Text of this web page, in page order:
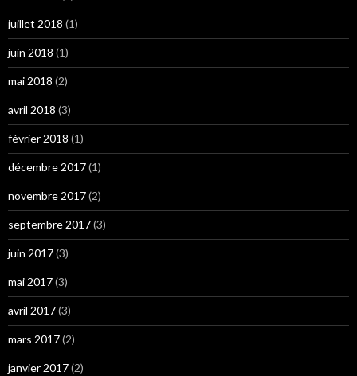
juillet 2018 (1)
juin 2018 (1)
mai 2018 (2)
avril 2018 (3)
février 2018 (1)
décembre 2017(1)
novembre 2017(2)
septembre 2017(3)
juin 2017(3)
mai 2017(3)
avril 2017(3)
mars 2017(2)
janvier 2017(2)